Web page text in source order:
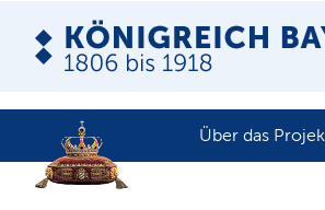
Über das